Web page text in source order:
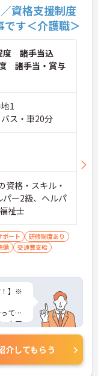
資格支援制度
です＜介護職＞
度 諸手当込
諸手当・賞与
1
ス・車20分
資格・スキル・
ー2級、ヘルパ
祉士
ポート
研修制度あり
備
交通費支給
！】※
てお
クア
すので
介してもらう